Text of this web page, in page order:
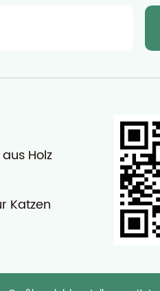
Holz
Katzen